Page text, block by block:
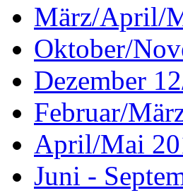
März/April/
Oktober/
Dezember
Februar/
April/Mai
Juni -